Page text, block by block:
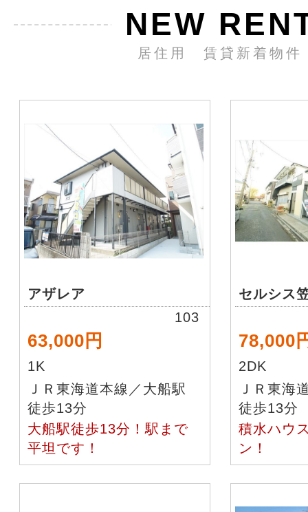
NEW
居住用 賃貸新着物件
アザレア
103
63,000円
1K
ＪＲ東海道本線／大船駅
徒歩13分
大船駅徒歩13分！駅まで
平坦です！
セルシス
78,000
2DK
ＪＲ東海
徒歩13分
積水ハウ
ン！